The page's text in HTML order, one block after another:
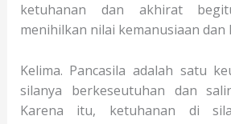
ketuhanan dan akhirat
menihilkan nilai kemanusiaan dan
Kelima. Pancasila adalah satu
silanya berkeseutuhan dan
Karena itu, ketuhanan di